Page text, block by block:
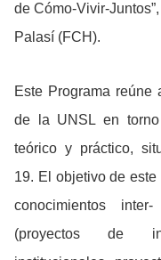
de Cómo-Vivir-
Palasí (FCH).
Este Programa reúne
de la UNSL en
teórico y práctico,
19. El objetivo de
conocimientos
(proyectos de